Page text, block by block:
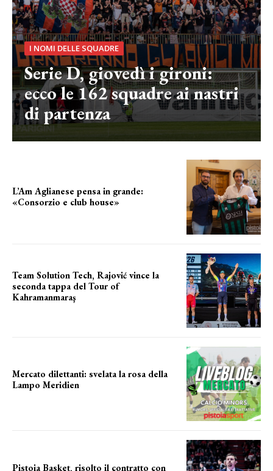
I NOMI DELLE SQUADRE
Serie D, giovedì i gironi:
ecco le 162 squadre ai nastri
di partenza
L’Am Aglianese pensa in grande:
«Consorzio e club house»
Team Solution Tech, Rajović vince la
seconda tappa del Tour of
Kahramanmaraş
Mercato dilettanti: svelata la rosa della
Lampo Meridien
Pistoia Basket, risolto il contratto con